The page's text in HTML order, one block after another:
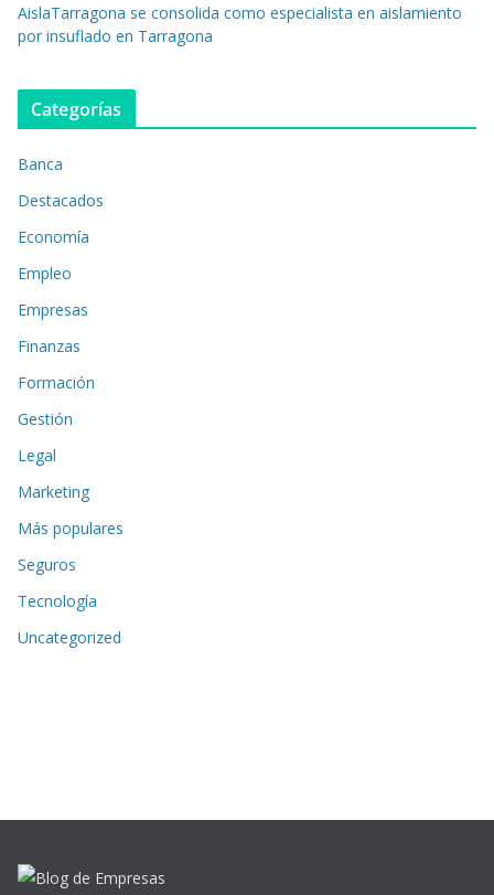
AislaTarragona se consolida como especialista en aislamiento
por insuflado en Tarragona
Categorías
Banca
Destacados
Economía
Empleo
Empresas
Finanzas
Formación
Gestión
Legal
Marketing
Más populares
Seguros
Tecnología
Uncategorized